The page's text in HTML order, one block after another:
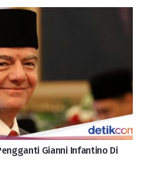
Gianni Infantino Di